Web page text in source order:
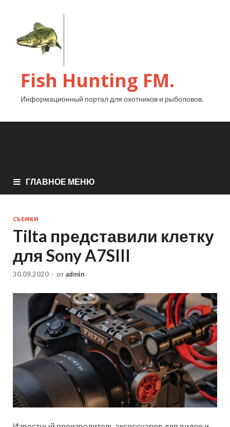
Fish Hunting FM.
Информационный портал для охотников и рыболовов.
ГЛАВНОЕ МЕНЮ
СЪЕМКИ
Tilta представили клетку
для Sony A7SIII
30.09.2020 - от admin